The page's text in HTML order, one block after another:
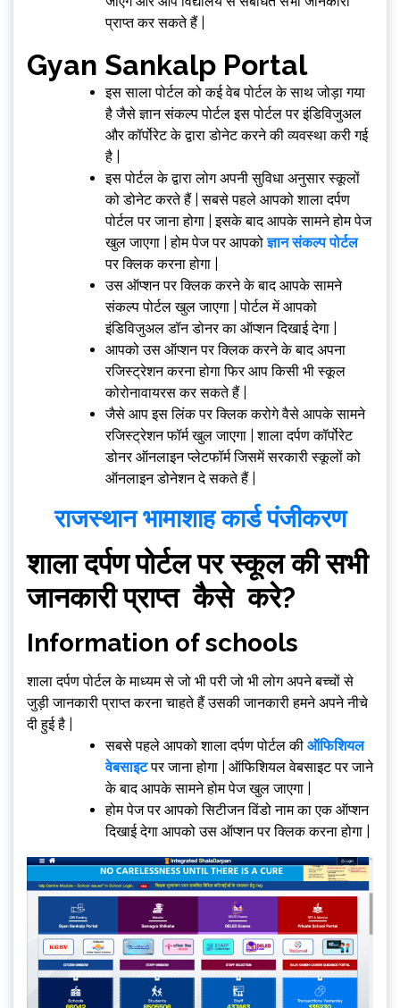
प्राप्त कर सकते हैं |
Gyan Sankalp Portal
इस साला पोर्टल को कई वेब पोर्टल के साथ जोड़ा गया
है जैसे ज्ञान संकल्प पोर्टल इस पोर्टल पर इंडिविजुअल
और कॉर्पोरेट के द्वारा डोनेट करने की व्यवस्था करी गई
है |
इस पोर्टल के द्वारा लोग अपनी सुविधा अनुसार स्कूलों
को डोनेट करते हैं | सबसे पहले आपको शाला दर्पण
पोर्टल पर जाना होगा | इसके बाद आपके सामने होम पेज
खुल जाएगा | होम पेज पर आपकोज्ञान संकल्प पोर्टल
पर क्लिक करना होगा |
उस ऑप्शन पर क्लिक करने के बाद आपके सामने
संकल्प पोर्टल खुल जाएगा | पोर्टल में आपको
इंडिविजुअल डॉन डोनर का ऑप्शन दिखाई देगा |
आपको उस ऑप्शन पर क्लिक करने के बाद अपना
रजिस्ट्रेशन करना होगा फिर आप किसी भी स्कूल
कोरोनावायरस कर सकते हैं |
जैसे आप इस लिंक पर क्लिक करोगे वैसे आपके सामने
रजिस्ट्रेशन फॉर्म खुल जाएगा | शाला दर्पण कॉर्पोरेट
डोनर ऑनलाइन प्लेटफॉर्म जिसमें सरकारी स्कूलों को
ऑनलाइन डोनेशन दे सकते हैं |
राजस्थान भामाशाह कार्ड पंजीकरण
शाला दर्पण पोर्टल पर स्कूल की सभी
जानकारी प्राप्त कैसे करे?
Information of schools
शाला दर्पण पोर्टल के माध्यम से जो भी परी जो भी लोग अपने बच्चों से
जुड़ी जानकारी प्राप्त करना चाहते हैं उसकी जानकारी हमने अपने नीचे
दी हुई है |
सबसे पहले आपको शाला दर्पण पोर्टल की ऑफिशियल
वेबसाइटपर जाना होगा | ऑफिशियल वेबसाइट पर जाने
के बाद आपके सामने होम पेज खुल जाएगा |
होम पेज पर आपको सिटीजन विंडो नाम का एक ऑप्शन
दिखाई देगा आपको उस ऑप्शन पर क्लिक करना होगा |